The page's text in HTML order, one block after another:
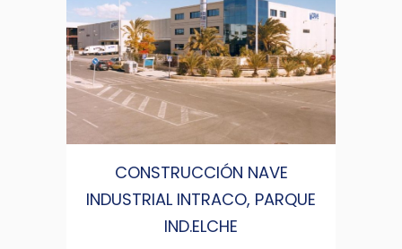
CONSTRUCCIÓN NAVE
INDUSTRIAL INTRACO, PARQUE
IND.ELCHE